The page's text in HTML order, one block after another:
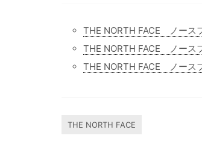
THE NORTH FACE ノース
THE NORTH FACE ノース
THE NORTH FACE ノース
THE NORTH FACE